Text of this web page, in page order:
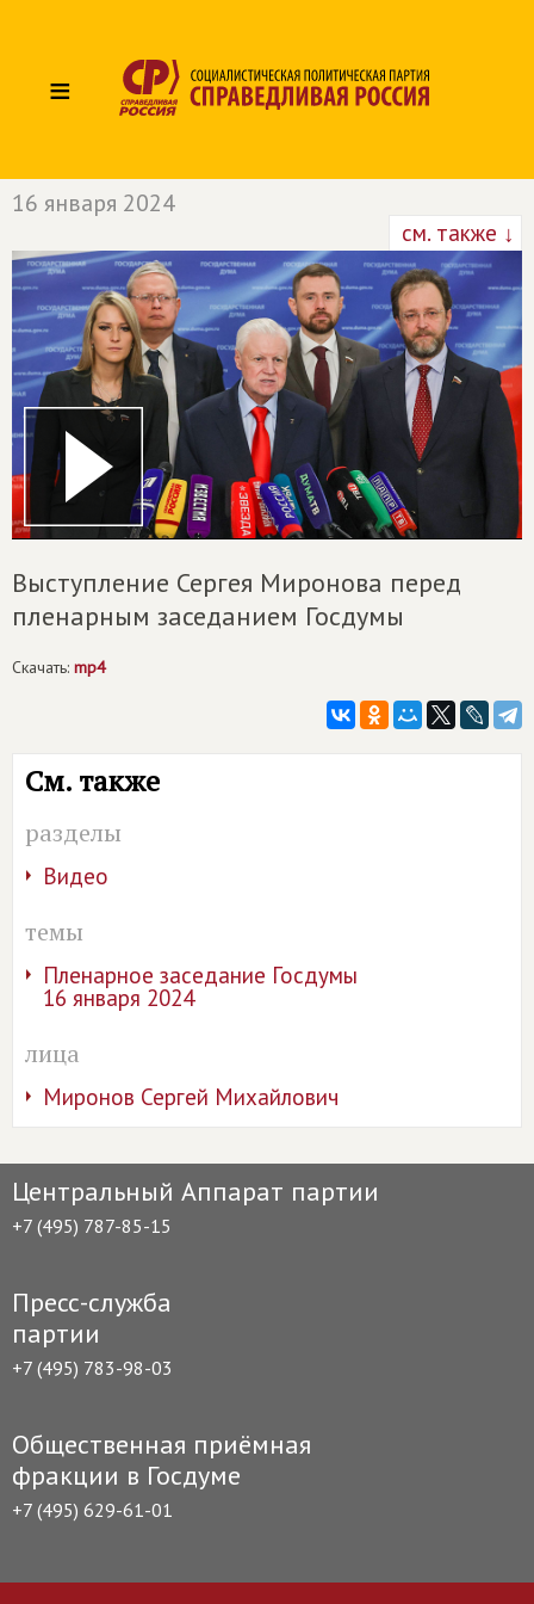
≡
16 января 2024
см. также ↓
Выступление Сергея Миронова перед
пленарным заседанием Госдумы
Скачать: mp4
См. также
разделы
Видео
темы
Пленарное заседание Госдумы
16 января 2024
лица
Миронов Сергей Михайлович
Центральный Аппарат партии
+7 (495) 787-85-15
Пресс-служба
партии
+7 (495) 783-98-03
Общественная приёмная
фракции в Госдуме
+7 (495) 629-61-01